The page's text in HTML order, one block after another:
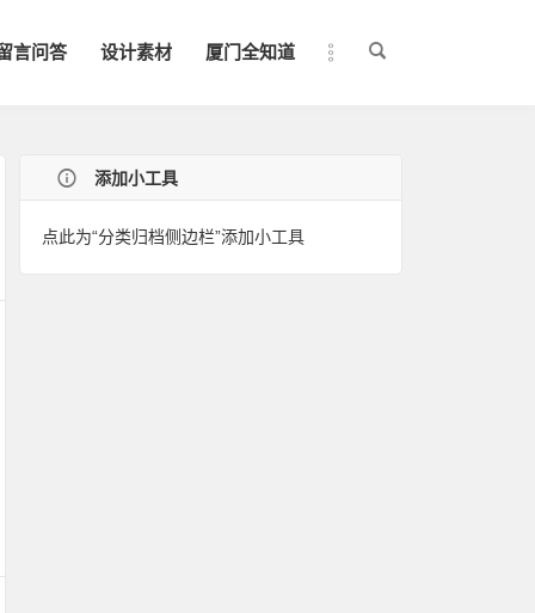
言问答 设计素材 厦门全知道
添加小工具
点此为“分类归档侧边栏”添加小工具